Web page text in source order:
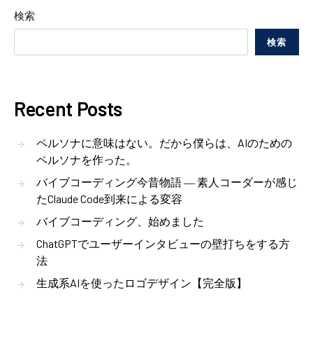
検索
検索
Recent Posts
ペルソナに意味はない。だから僕らは、AIのための
ペルソナを作った。
バイブコーディング今昔物語 ― 素人コーダーが感じ
たClaude Code到来による変容
バイブコーディング、始めました
ChatGPTでユーザーインタビューの壁打ちをする方
法
生成系AIを使ったロゴデザイン【完全版】